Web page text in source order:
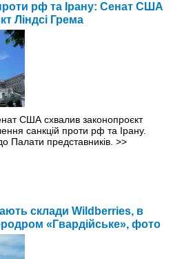
рф та Ірану: Сенат США
Ліндсі Грема
США схвалив законопроєкт
санкцій проти рф та Ірану.
Палати представників. >>
склади Wildberries, в
«Гвардійське», фото